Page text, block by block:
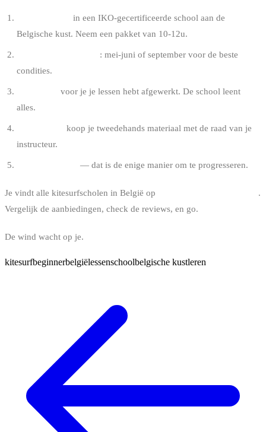
in een IKO-gecertificeerde school aan de
Belgische kust. Neem een pakket van 10-12u.
: mei-juni of september voor de beste
condities.
voor je je lessen hebt afgewerkt. De school leent
alles.
koop je tweedehands materiaal met de raad van je
instructeur.
— dat is de enige manier om te progresseren.
Je vindt alle kitesurfscholen in België op
.
Vergelijk de aanbiedingen, check de reviews, en go.
De wind wacht op je.
kitesurfbeginnerbelgiëlessenschoolbelgische kustleren